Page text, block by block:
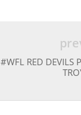
#WFL RED DEVILS